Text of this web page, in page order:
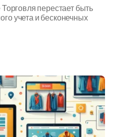
перестает быть
учета и бесконечных